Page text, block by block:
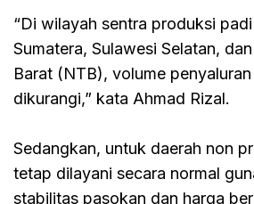
“Di wilayah sentra produksi
Sumatera, Sulawesi Selatan,
Barat (NTB), volume
dikurangi,” kata Ahmad Rizal.
Sedangkan, untuk daerah non
tetap dilayani secara normal
stabilitas pasokan dan harga